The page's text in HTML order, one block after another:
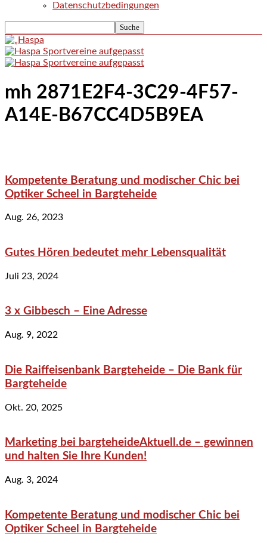
Datenschutzbedingungen
mh 2871E2F4-3C29-4F57-
A14E-B67CC4D5B9EA
Kompetente Beratung und modischer Chic bei
Optiker Scheel in Bargteheide
Aug. 26, 2023
Gutes Hören bedeutet mehr Lebensqualität
Juli 23, 2024
3 x Gibbesch – Eine Adresse
Aug. 9, 2022
Die Raiffeisenbank Bargteheide – Die Bank für
Bargteheide
Okt. 20, 2025
Marketing bei bargteheideAktuell.de – gewinnen
und halten Sie Ihre Kunden!
Aug. 3, 2024
Kompetente Beratung und modischer Chic bei
Optiker Scheel in Bargteheide